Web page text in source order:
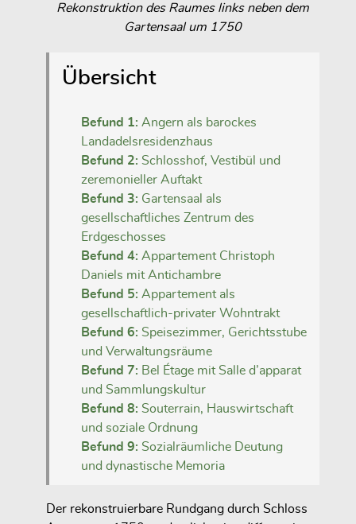
Rekonstruktion des Raumes links neben dem
Gartensaal um 1750
Übersicht
Befund 1: Angern als barockes
Landadelsresidenzhaus
Befund 2: Schlosshof, Vestibül und
zeremonieller Auftakt
Befund 3: Gartensaal als
gesellschaftliches Zentrum des
Erdgeschosses
Befund 4: Appartement Christoph
Daniels mit Antichambre
Befund 5: Appartement als
gesellschaftlich-privater Wohntrakt
Befund 6: Speisezimmer, Gerichtsstube
und Verwaltungsräume
Befund 7: Bel Étage mit Salle d’apparat
und Sammlungskultur
Befund 8: Souterrain, Hauswirtschaft
und soziale Ordnung
Befund 9: Sozialräumliche Deutung
und dynastische Memoria
Der rekonstruierbare Rundgang durch Schloss